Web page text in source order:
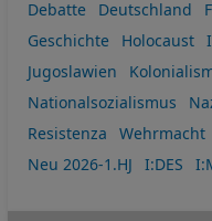
Debatte
Deutschland
Geschichte
Holocaust
Jugoslawien
Nationalsozialismus
Resistenza
Wehrmacht
Neu 2026-1.HJ
I:DES